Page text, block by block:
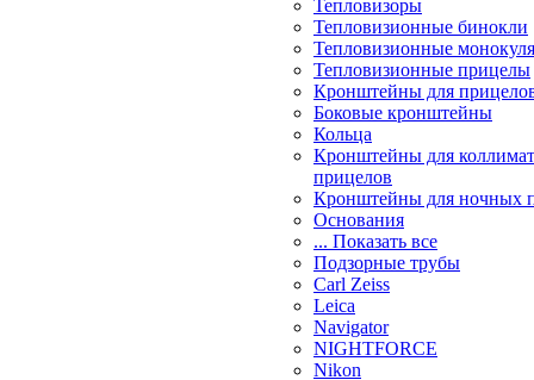
Тепловизоры
Тепловизионные бинокли
Тепловизионные
Тепловизионные прицелы
Кронштейны для
Боковые кронштейны
Кольца
Кронштейны для
прицелов
Кронштейны для ночных
Основания
... Показать все
Подзорные трубы
Carl Zeiss
Leica
Navigator
NIGHTFORCE
Nikon